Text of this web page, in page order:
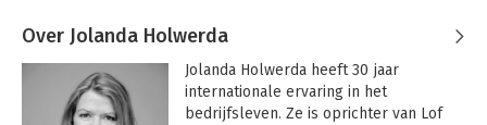
Over Jolanda Holwerda
Jolanda Holwerda heeft 30 jaar
internationale ervaring in het
bedrijfsleven. Ze is oprichter van Lof